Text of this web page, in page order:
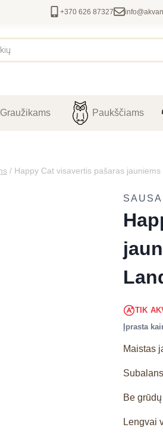
+370 626 87327
Graužikams Paukščiams
/ Happy Cat visavertis pašaras
TIK
Įprasta
Maistas
Be grūdų
Lengvai